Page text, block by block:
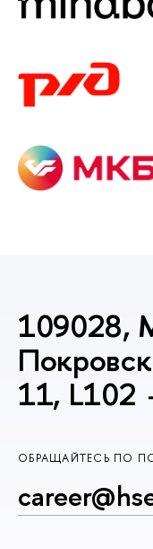
109028,
11, L102
ОБРАЩАЙТЕСЬ ПО